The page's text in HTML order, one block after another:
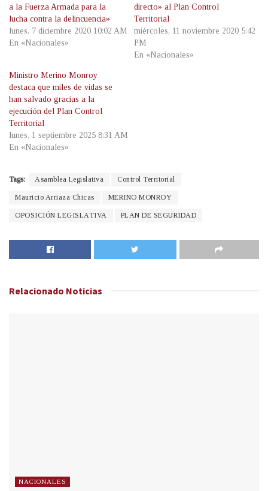
a la Fuerza Armada para la
lucha contra la delincuencia»
lunes, 7 diciembre 2020 10:02 AM
En «Nacionales»
directo» al Plan Control
Territorial
miércoles, 11 noviembre 2020 5:42
PM
En «Nacionales»
Ministro Merino Monroy
destaca que miles de vidas se
han salvado gracias a la
ejecución del Plan Control
Territorial
lunes, 1 septiembre 2025 8:31 AM
En «Nacionales»
Tags: Asamblea Legislativa Control Territorial
Mauricio Arriaza Chicas MERINO MONROY
OPOSICIÓN LEGISLATIVA PLAN DE SEGURIDAD
Relacionado Noticias
NACIONALES